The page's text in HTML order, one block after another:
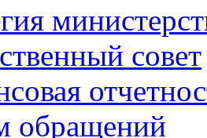
совет
обращений